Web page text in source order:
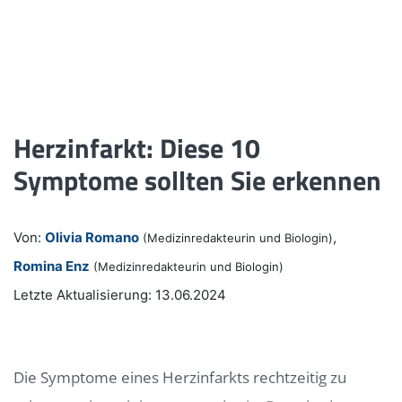
Herzinfarkt: Diese 10
Symptome sollten Sie erkennen
Von: Olivia Romano (Medizinredakteurin und Biologin),
Romina Enz (Medizinredakteurin und Biologin)
Letzte Aktualisierung: 13.06.2024
Die Symptome eines Herzinfarkts rechtzeitig zu